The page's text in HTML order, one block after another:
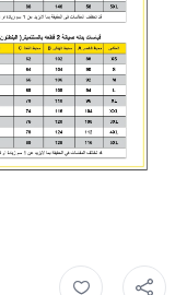
زي عاملات , زي عمال ,